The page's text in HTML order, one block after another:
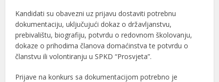
Kandidati su obavezni uz prijavu dostaviti potrebnu
dokumentaciju, uključujući dokaz o državljanstvu,
prebivalištu, biografiju, potvrdu o redovnom školovanju,
dokaze o prihodima članova domaćinstva te potvrdu o
članstvu ili volontiranju u SPKD “Prosvjeta”.
Prijave na konkurs sa dokumentacijom potrebno je